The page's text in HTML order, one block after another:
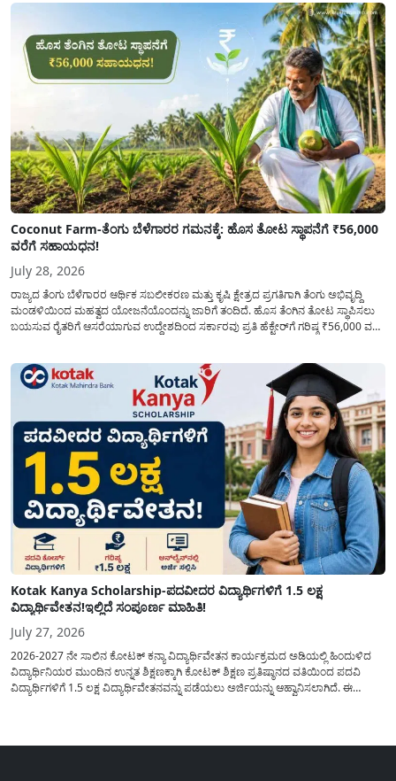
Coconut Farm-ತೆಂಗು ಬೆಳೆಗಾರರ ಗಮನಕ್ಕೆ: ಹೊಸ ತೋಟ ಸ್ಥಾಪನೆಗೆ ₹56,000
ವರೆಗೆ ಸಹಾಯಧನ!
July 28, 2026
ರಾಜ್ಯದ ತೆಂಗು ಬೆಳೆಗಾರರ ಆರ್ಥಿಕ ಸಬಲೀಕರಣ ಮತ್ತು ಕೃಷಿ ಕ್ಷೇತ್ರದ ಪ್ರಗತಿಗಾಗಿ ತೆಂಗು ಅಭಿವೃದ್ದಿ
ಮಂಡಳಿಯಿಂದ ಮಹತ್ವದ ಯೋಜನೆಯೊಂದನ್ನು ಜಾರಿಗೆ ತಂದಿದೆ. ಹೊಸ ತೆಂಗಿನ ತೋಟ ಸ್ಥಾಪಿಸಲು
ಬಯಸುವ ರೈತರಿಗೆ ಆಸರೆಯಾಗುವ ಉದ್ದೇಶದಿಂದ ಸರ್ಕಾರವು ಪ್ರತಿ ಹೆಕ್ಟೇರ್‌ಗೆ ಗರಿಷ್ಠ ₹56,000 ವರೆಗೆ
Kotak Kanya Scholarship-ಪದವೀದರ ವಿದ್ಯಾರ್ಥಿಗಳಿಗೆ 1.5 ಲಕ್ಷ
ವಿದ್ಯಾರ್ಥಿವೇತನ!ಇಲ್ಲಿದೆ ಸಂಪೂರ್ಣ ಮಾಹಿತಿ!
July 27, 2026
2026-2027 ನೇ ಸಾಲಿನ ಕೋಟಕ್ ಕನ್ಯಾ ವಿದ್ಯಾರ್ಥಿವೇತನ ಕಾರ್ಯಕ್ರಮದ ಅಡಿಯಲ್ಲಿ ಹಿಂದುಳಿದ
ವಿದ್ಯಾರ್ಥಿನಿಯರ ಮುಂದಿನ ಉನ್ನತ ಶಿಕ್ಷಣಕ್ಕಾಗಿ ಕೋಟಕ್ ಶಿಕ್ಷಣ ಪ್ರತಿಷ್ಠಾನದ ವತಿಯಿಂದ ಪದವಿ
ವಿದ್ಯಾರ್ಥಿಗಳಿಗೆ 1.5 ಲಕ್ಷ ವಿದ್ಯಾರ್ಥಿವೇತನವನ್ನು ಪಡೆಯಲು ಅರ್ಜಿಯನ್ನು ಆಹ್ವಾನಿಸಲಾಗಿದೆ. ಈ